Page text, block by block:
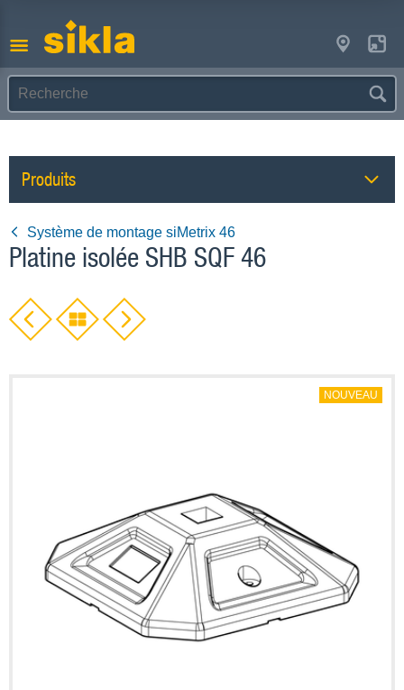
Produits
Système de montage siMetrix 46
Platine isolée SHB SQF 46
NOUVEAU